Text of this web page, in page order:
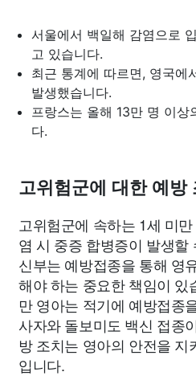
서울에서 백일해 감염으로
고 있습니다.
최근 통계에 따르면, 영국에
발생했습니다.
프랑스는 올해 13만 명 이상
다.
고위험군에 대한 예방
고위험군에 속하는 1세 미
염 시 중증 합병증이 발생할
신부는 예방접종을 통해 영
해야 하는 중요한 책임이 있
만 영아는 적기에 예방접종
사자와 돌보미도 백신 접종
방 조치는 영아의 안전을 지
입니다.